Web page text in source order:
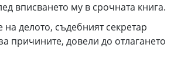
вписването му в срочната книга.
на делото, съдебният секретар
причините, довели до отлагането